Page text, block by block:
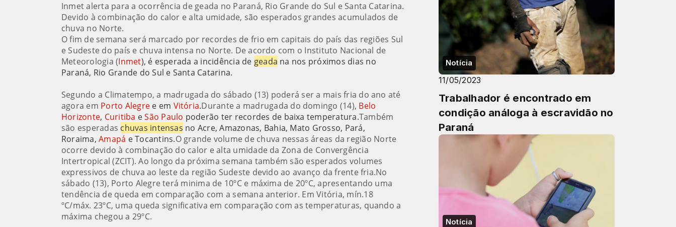
Inmet alerta para a ocorrência de geada no Paraná, Rio Grande do Sul e Santa Catarina.
Devido à combinação do calor e alta umidade, são esperados grandes acumulados de
chuva no Norte.
O fim de semana será marcado por recordes de frio em capitais do país das regiões Sul
e Sudeste do país e chuva intensa no Norte. De acordo com o Instituto Nacional de
Meteorologia (Inmet), é esperada a incidência de geada na nos próximos dias no
Paraná, Rio Grande do Sul e Santa Catarina.
Segundo a Climatempo, a madrugada do sábado (13) poderá ser a mais fria do ano até
agora em Porto Alegre e em Vitória.Durante a madrugada do domingo (14), Belo
Horizonte, Curitiba eSão Paulo poderão ter recordes de baixa temperatura.Também
são esperadas chuvas intensas no Acre, Amazonas, Bahia, Mato Grosso, Pará,
Roraima, Amapá e Tocantins.O grande volume de chuva nessas áreas da região Norte
ocorre devido à combinação do calor e alta umidade da Zona de Convergência
Intertropical (ZCIT). Ao longo da próxima semana também são esperados volumes
expressivos de chuva ao leste da região Sudeste devido ao avanço da frente fria.No
sábado (13), Porto Alegre terá minima de 10ºC e máxima de 20ºC, apresentando uma
tendência de queda em comparação com a semana anterior. Em Vitória, mín.18
ºC/máx. 23ºC, uma queda significativa em comparação com as temperaturas, quando a
máxima chegou a 29ºC.
Notícia
11/05/2023
Trabalhador é encontrado em
condição análoga à escravidão no
Paraná
Notícia